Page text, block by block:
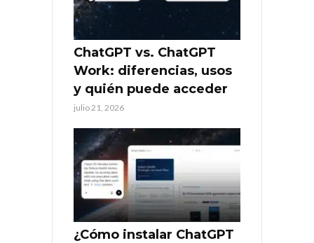
ChatGPT vs. ChatGPT
Work: diferencias, usos
y quién puede acceder
julio 21, 2026
¿Cómo instalar ChatGPT